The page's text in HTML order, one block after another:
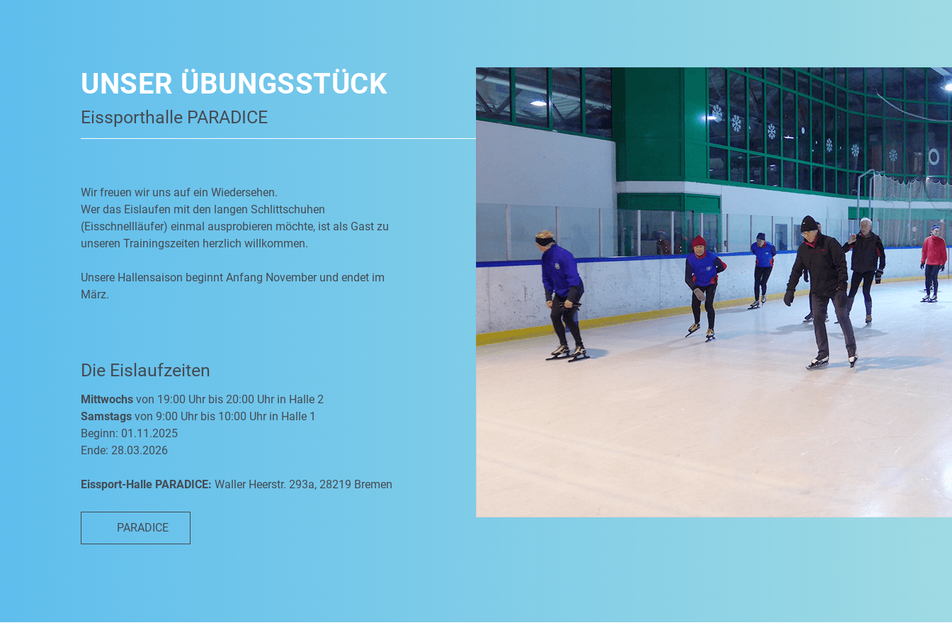
UNSER ÜBUNGSSTÜCK
Eissporthalle PARADICE
Wir freuen wir uns auf ein Wiedersehen.
Wer das Eislaufen mit den langen Schlittschuhen
(Eisschnellläufer) einmal ausprobieren möchte, ist als Gast zu
unseren Trainingszeiten herzlich willkommen.
Unsere Hallensaison beginnt Anfang November und endet im
März.
Die Eislaufzeiten
Mittwochs von 19:00 Uhr bis 20:00 Uhr in Halle 2
Samstags von 9:00 Uhr bis 10:00 Uhr in Halle 1
Beginn: 01.11.2025
Ende: 28.03.2026
Eissport-Halle PARADICE: Waller Heerstr. 293a, 28219 Bremen
PARADICE